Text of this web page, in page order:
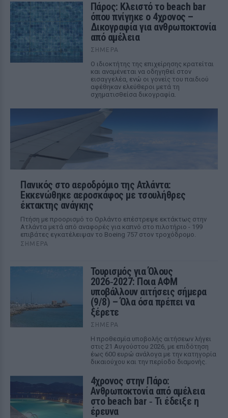
Πάρος: Κλειστό το beach bar
όπου πνίγηκε ο 4χρονος –
Δικογραφία για ανθρωποκτονία
από αμέλεια
ΣΉΜΕΡΑ
Ο ιδιοκτήτης της επιχείρησης κρατείται
και αναμένεται να οδηγηθεί στον
εισαγγελέα, ενώ οι γονείς του παιδιού
αφέθηκαν ελεύθεροι μετά τη
σχηματισθείσα δικογραφία.
Πανικός στο αεροδρόμιο της Ατλάντα:
Εκκενώθηκε αεροσκάφος με τσουλήθρες
έκτακτης ανάγκης
Πτήση με προορισμό το Ορλάντο επέστρεψε εκτάκτως στην
Ατλάντα μετά από αναφορές για καπνό στο πιλοτήριο - 199
επιβάτες εγκατέλειψαν το Boeing 757 στον τροχόδρομο.
ΣΉΜΕΡΑ
Τουρισμός για Όλους
2026‑2027: Ποια ΑΦΜ
υποβάλλουν αιτήσεις σήμερα
(9/8) – Όλα όσα πρέπει να
ξέρετε
ΣΉΜΕΡΑ
Η προθεσμία υποβολής αιτήσεων λήγει
στις 21 Αυγούστου 2026, με επιδότηση
έως 600 ευρώ ανάλογα με την κατηγορία
δικαιούχου και την περίοδο διαμονής.
4χρονος στην Πάρο:
Ανθρωποκτονία από αμέλεια
στο beach bar ‑ Τι έδειξε η
έρευνα